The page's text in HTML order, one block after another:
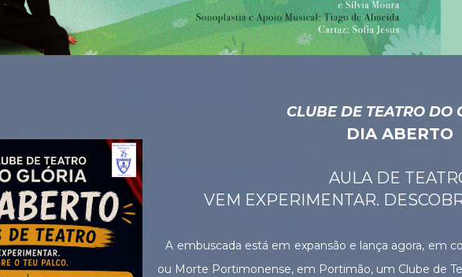
CLUBE DE TEATRO DO
DIA ABERTO
AULA DE
VEM EXPERIMENTAR.
A embuscada está em expansão e lança agora, em
ou Morte Portimonense, em Portimão, um Clube de